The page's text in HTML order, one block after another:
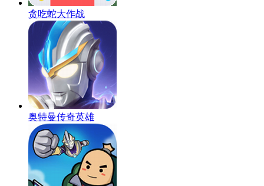
贪吃蛇大作战
奥特曼传奇英雄